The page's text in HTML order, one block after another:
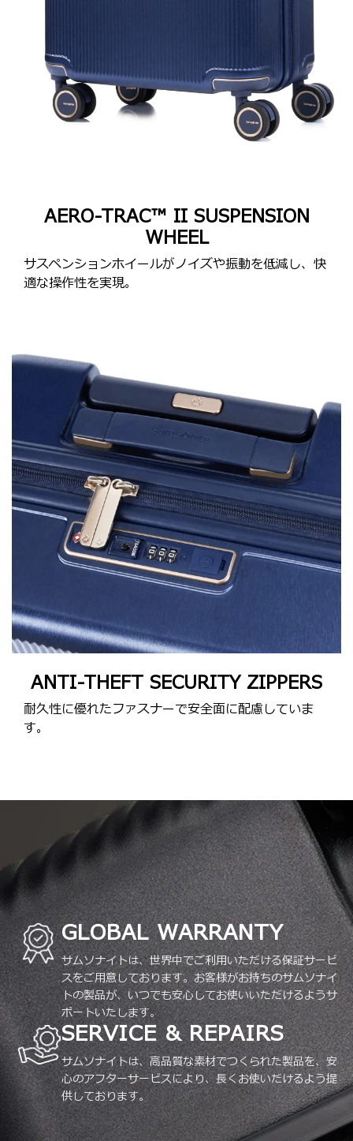
AERO-TRAC™ II SUSPENSION
WHEEL
サスペンションホイールがノイズや振動を低減し、快
適な操作性を実現。
ANTI-THEFT SECURITY ZIPPERS
耐久性に優れたファスナーで安全面に配慮していま
す。
GLOBAL WARRANTY
サムソナイトは、世界中でご利用いただける保証サービ
スをご用意しております。お客様がお持ちのサムソナイ
トの製品が、いつでも安心してお使いいただけるようサ
ポートいたします。
SERVICE & REPAIRS
サムソナイトは、高品質な素材でつくられた製品を、安
心のアフターサービスにより、長くお使いだけるよう提
供しております。